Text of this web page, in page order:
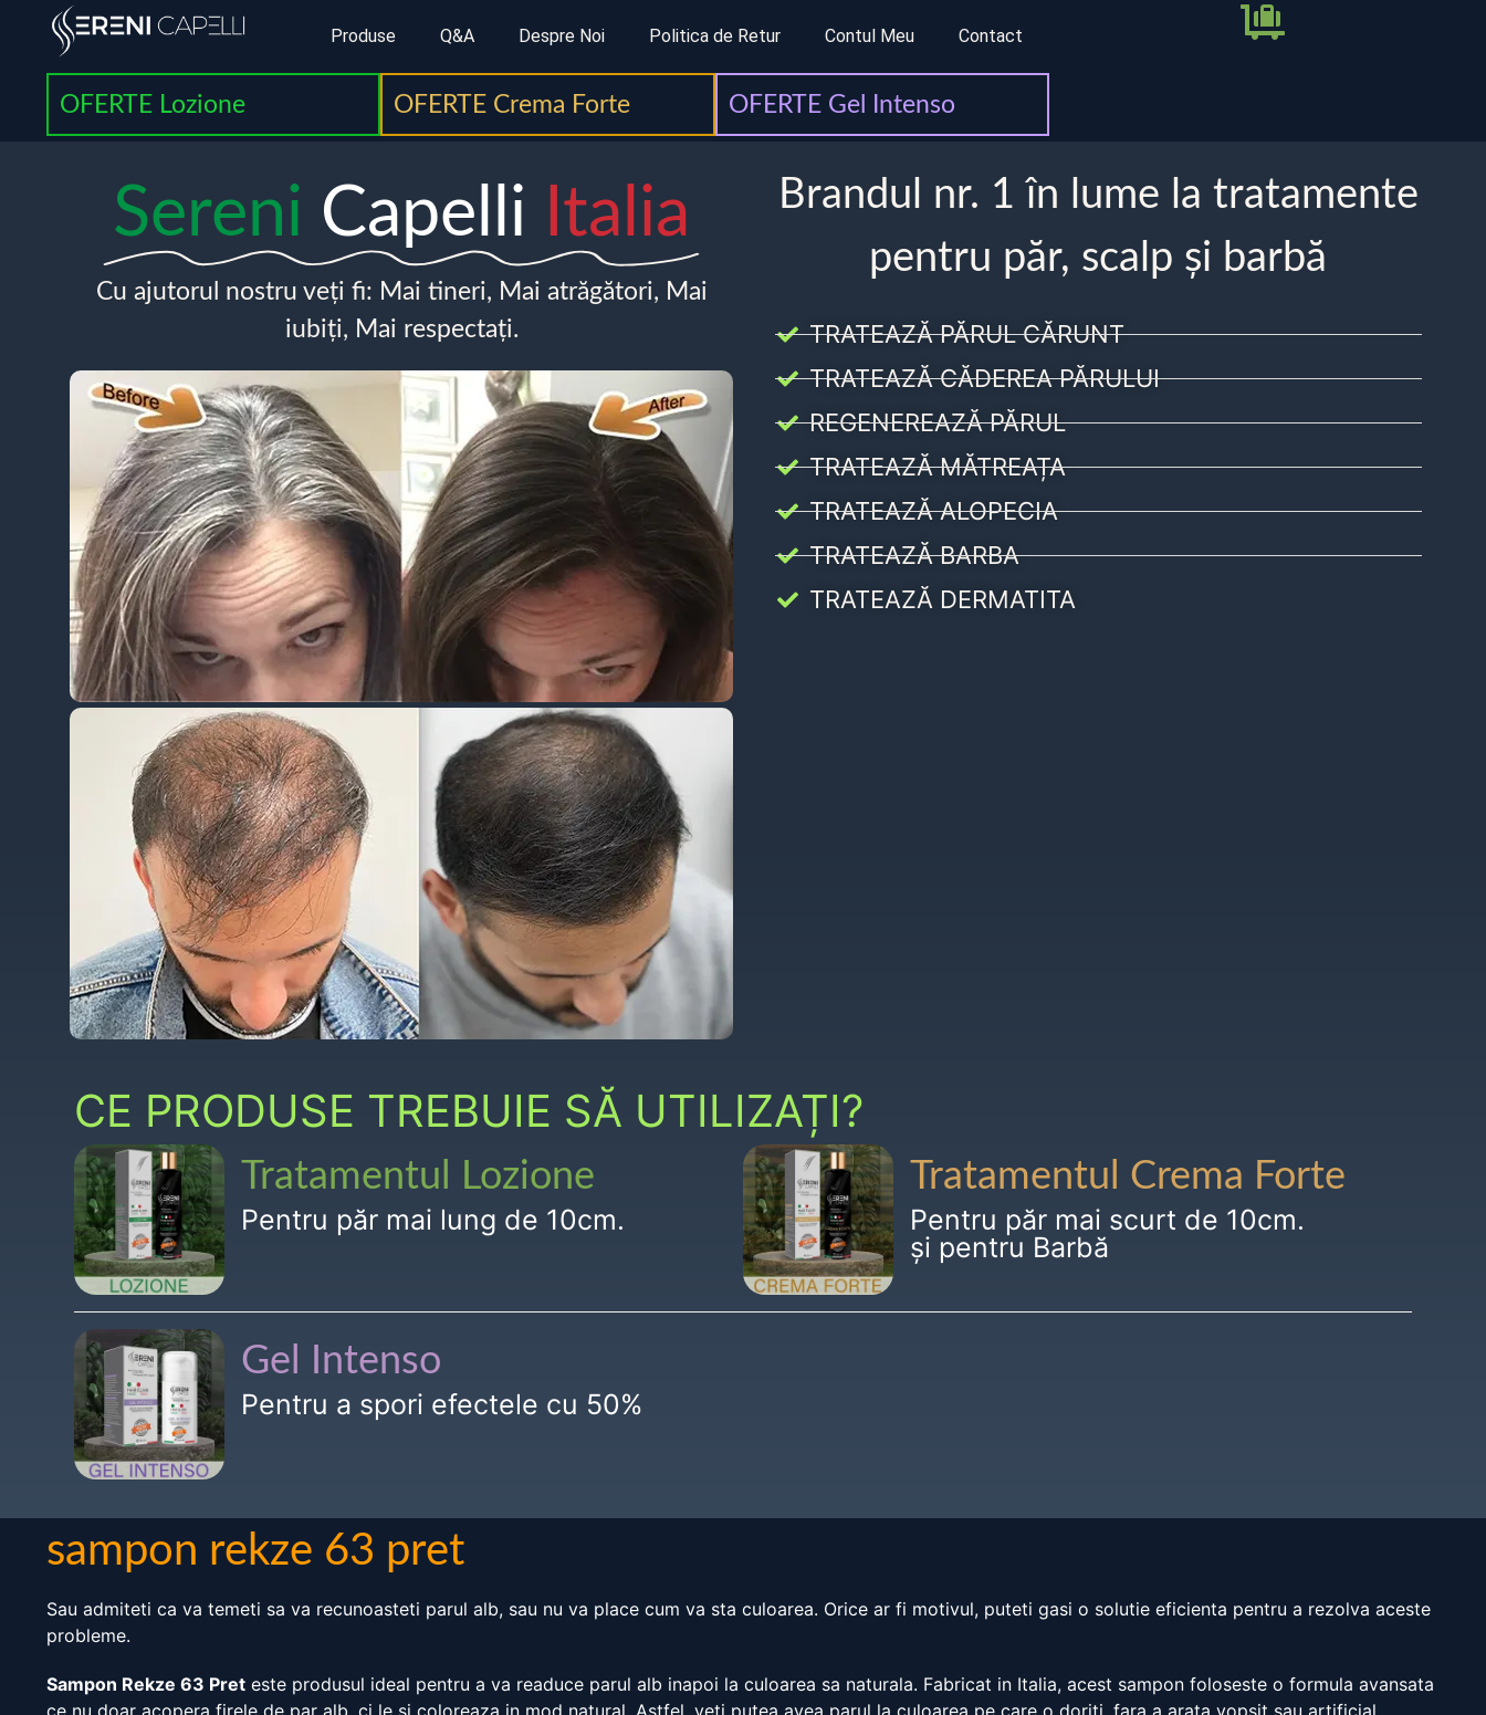
Produse Q&A Despre Noi Politica de Retur Contul Meu Contact
OFERTE Lozione OFERTE Crema Forte OFERTE Gel Intenso
Sereni Capelli Italia
Cu ajutorul nostru veți fi: Mai tineri, Mai atrăgători, Mai
iubiți, Mai respectați.
Brandul nr. 1 în lume la tratamente
pentru păr, scalp și barbă
TRATEAZĂ PĂRUL CĂRUNT
TRATEAZĂ CĂDEREA PĂRULUI
REGENEREAZĂ PĂRUL
TRATEAZĂ MĂTREAȚA
TRATEAZĂ ALOPECIA
TRATEAZĂ BARBA
TRATEAZĂ DERMATITA
CE PRODUSE TREBUIE SĂ UTILIZAȚI?
Tratamentul Lozione
Pentru păr mai lung de 10cm.
Tratamentul Crema Forte
Pentru păr mai scurt de 10cm.
și pentru Barbă
Gel Intenso
Pentru a spori efectele cu 50%
sampon rekze 63 pret
Sau admiteti ca va temeti sa va recunoasteti parul alb, sau nu va place cum va sta culoarea. Orice ar fi motivul, puteti gasi o solutie eficienta pentru a rezolva aceste
probleme.
Sampon Rekze 63 Pret este produsul ideal pentru a va readuce parul alb inapoi la culoarea sa naturala. Fabricat in Italia, acest sampon foloseste o formula avansata